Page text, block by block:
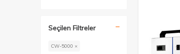
Seçilen Filtreler
CW-5000 ×